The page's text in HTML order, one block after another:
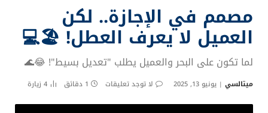
مصمم في الإجازة.. لكن
العميل لا يعرف العطل! 🏖️💻
لما تكون على البحر والعميل يطلب "تعديل بسيط"! 😂🌊
ميتالسي يونيو 13, 2025 لا توجد تعليقات 1 دقائق 4 زيارة